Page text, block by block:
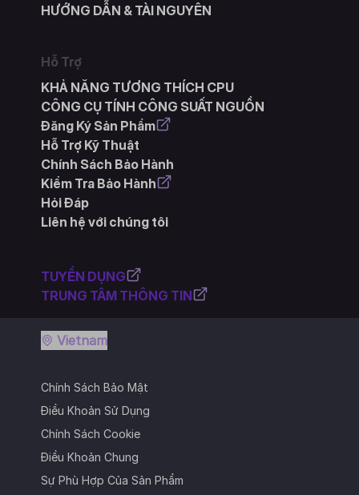
HƯỚNG DẪN & TÀI NGUYÊN
Hỗ Trợ
KHẢ NĂNG TƯƠNG THÍCH CPU
CÔNG CỤ TÍNH CÔNG SUẤT NGUỒN
Đăng Ký Sản Phẩm
Hỗ Trợ Kỹ Thuật
Chính Sách Bảo Hành
Kiểm Tra Bảo Hành
Hỏi Đáp
Liên hệ với chúng tôi
TUYỂN DỤNG
TRUNG TÂM THÔNG TIN
Chính Sách Bảo Mật
Điều Khoản Sử Dụng
Chính Sách Cookie
Điều Khoản Chung
Sự Phù Hợp Của Sản Phẩm
Vietnam